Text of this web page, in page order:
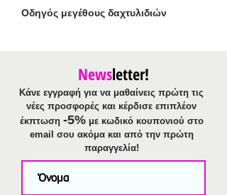
Οδηγός μεγέθους δαχτυλιδιών
Newsletter!
Κάνε εγγραφή για να μαθαίνεις πρώτη τις
νέες προσφορές και κέρδισε επιπλέον
έκπτωση -5%με κωδικό κουπονιού στο
email σου ακόμα και από την πρώτη
παραγγελία!